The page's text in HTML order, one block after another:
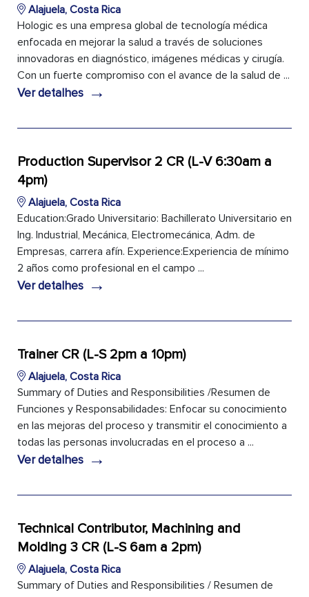
Alajuela, Costa Rica
Hologic es una empresa global de tecnología médica
enfocada en mejorar la salud a través de soluciones
innovadoras en diagnóstico, imágenes médicas y cirugía.
Con un fuerte compromiso con el avance de la salud de ...
Ver detalhes →
Production Supervisor 2 CR (L-V 6:30am a
4pm)
Alajuela, Costa Rica
Education:Grado Universitario: Bachillerato Universitario en
Ing. Industrial, Mecánica, Electromecánica, Adm. de
Empresas, carrera afín. Experience:Experiencia de mínimo
2 años como profesional en el campo ...
Ver detalhes →
Trainer CR (L-S 2pm a 10pm)
Alajuela, Costa Rica
Summary of Duties and Responsibilities /Resumen de
Funciones y Responsabilidades: Enfocar su conocimiento
en las mejoras del proceso y transmitir el conocimiento a
todas las personas involucradas en el proceso a ...
Ver detalhes →
Technical Contributor, Machining and
Molding 3 CR (L-S 6am a 2pm)
Alajuela, Costa Rica
Summary of Duties and Responsibilities / Resumen de